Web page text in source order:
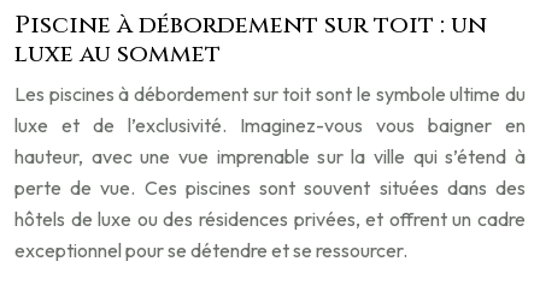
Piscine à débordement sur toit : un
luxe au sommet
Les piscines à débordement sur toit sont le symbole ultime du
luxe et de l’exclusivité. Imaginez-vous vous baigner en
hauteur, avec une vue imprenable sur la ville qui s’étend à
perte de vue. Ces piscines sont souvent situées dans des
hôtels de luxe ou des résidences privées, et offrent un cadre
exceptionnel pour se détendre et se ressourcer.